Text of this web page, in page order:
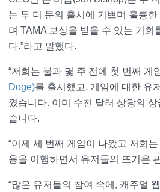
는 투 더 문의 출시에 기쁘며 훌륭한
며 TAMA 보상을 받을 수 있는 기회
다.”라고 말했다.
“저희는 불과 몇 주 전에 첫 번째 게
Doge)를 출시했고, 게임에 대한 유
꼈습니다. 이미 수천 달러 상당의
습니다.
“이제 세 번째 게임이 나왔고 저희
용을 이행하면서 유저들의 뜨거은
“많은 유저들의 참여 속에, 캐주얼